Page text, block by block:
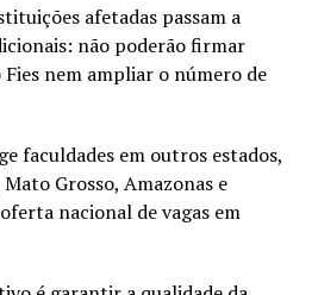
afetadas passam a
não poderão firmar
nem ampliar o número de
faculdades em outros estados,
Grosso, Amazonas e
nacional de vagas em